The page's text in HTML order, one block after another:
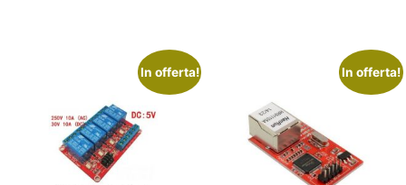
In offerta! In offerta!